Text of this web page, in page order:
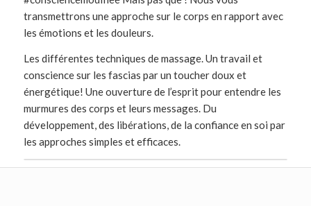
transmettrons une approche sur le corps en rapport avec
les émotions et les douleurs.
Les différentes techniques de massage. Un travail et
conscience sur les fascias par un toucher doux et
énergétique! Une ouverture de l’esprit pour entendre les
murmures des corps et leurs messages. Du
développement, des libérations, de la confiance en soi par
les approches simples et efficaces.